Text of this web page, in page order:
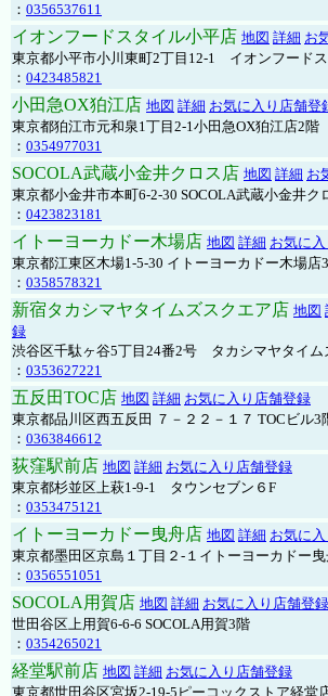
： 0356537611
イオンフードスタイル小平店 地図 詳細 お
東京都小平市小川東町2丁目12-1 イオンフード
： 0423485821
小田急OX狛江店 地図 詳細 お気に入り店舗登
東京都狛江市元和泉1丁目2-1小田急OX狛江店2階
： 0354977031
SOCOLA武蔵小金井クロス店 地図 詳細 お
東京都小金井市本町6-2-30 SOCOLA武蔵小金井ク
： 0423823181
イトーヨーカドー木場店 地図 詳細 お気に
東京都江東区木場1-5-30 イトーヨーカドー木場店
： 0358578321
新宿タカシマヤタイムズスクエア店 地図
録
渋谷区千駄ヶ谷5丁目24番2号 タカシマヤタイム
： 0353627221
五反田TOC店 地図 詳細 お気に入り店舗登録
東京都品川区西五反田 ７－２２－１７ TOCビル3
： 0363846612
荻窪駅前店 地図 詳細 お気に入り店舗登録
東京都杉並区上萩1-9-1 タウンセブン６F
： 0353475121
イトーヨーカドー曳舟店 地図 詳細 お気に
東京都墨田区京島１丁目２-１イトーヨーカドー
： 0356551051
SOCOLA用賀店 地図 詳細 お気に入り店舗登録
世田谷区上用賀6-6-6 SOCOLA用賀3階
： 0354265021
経堂駅前店 地図 詳細 お気に入り店舗登録
東京都世田谷区宮坂2-19-5ピーコックストア経堂